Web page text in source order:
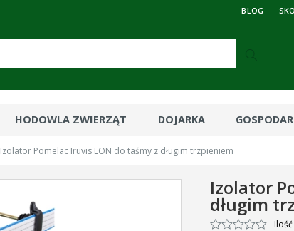
BLOG
HODOWLA ZWIERZĄT DOJARKA
Izolator Pomelac Iruvis LON do taśmy z długim trzpieniem
Izolator
długim